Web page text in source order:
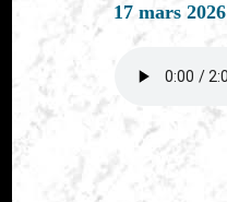
17 mars 2026